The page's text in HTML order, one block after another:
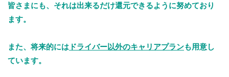
皆さまにも、それは出来るだけ還元できるように努めており
ます。
また、将来的には ドライバー以外のキャリアプランも用意し
ています。